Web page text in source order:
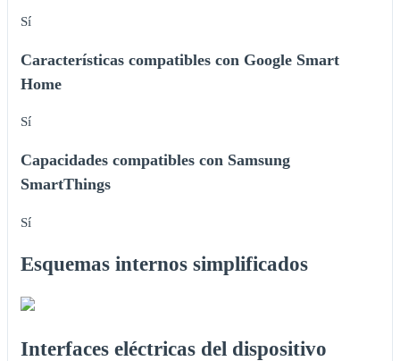
Sí
Características compatibles con Google Smart
Home
Sí
Capacidades compatibles con Samsung
SmartThings
Sí
Esquemas internos simplificados
Interfaces eléctricas del dispositivo